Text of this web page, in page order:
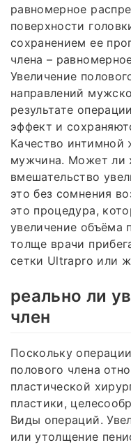
равномерное
поверхности
сохранением ее
члена –
Увеличение
направлений
результате
эффект и
Качество интимной
мужчина. Может ли
вмешательство
это без сомнения
это процедура,
увеличение объёма
толще врачи
сетки Ultrapro или
реально ли
член
Поскольку
полового члена
пластической
пластики,
Виды операций.
или утолщение